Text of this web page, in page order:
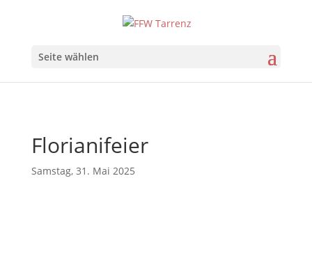
Seite wählen
Florianifeier
Samstag, 31. Mai 2025